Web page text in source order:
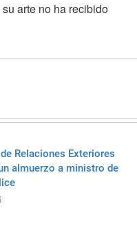
arte no ha recibido
Relaciones Exteriores
almuerzo a ministro de